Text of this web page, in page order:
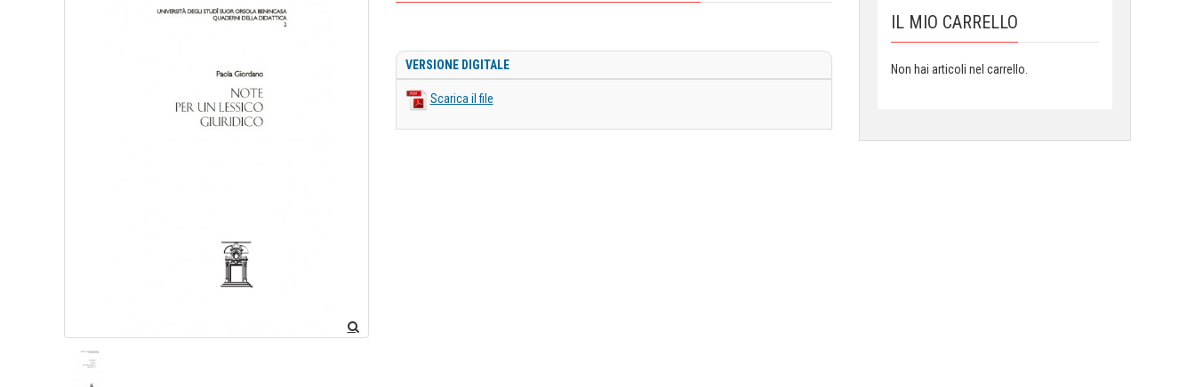
IL MIO CARRELLO
Non hai articoli nel carrello.
VERSIONE DIGITALE
Scarica il file